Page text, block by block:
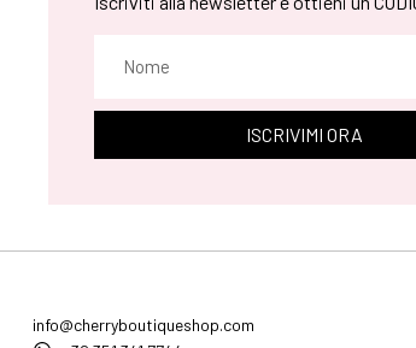
ISCRIVIMI ORA
info@cherryboutiqueshop.com